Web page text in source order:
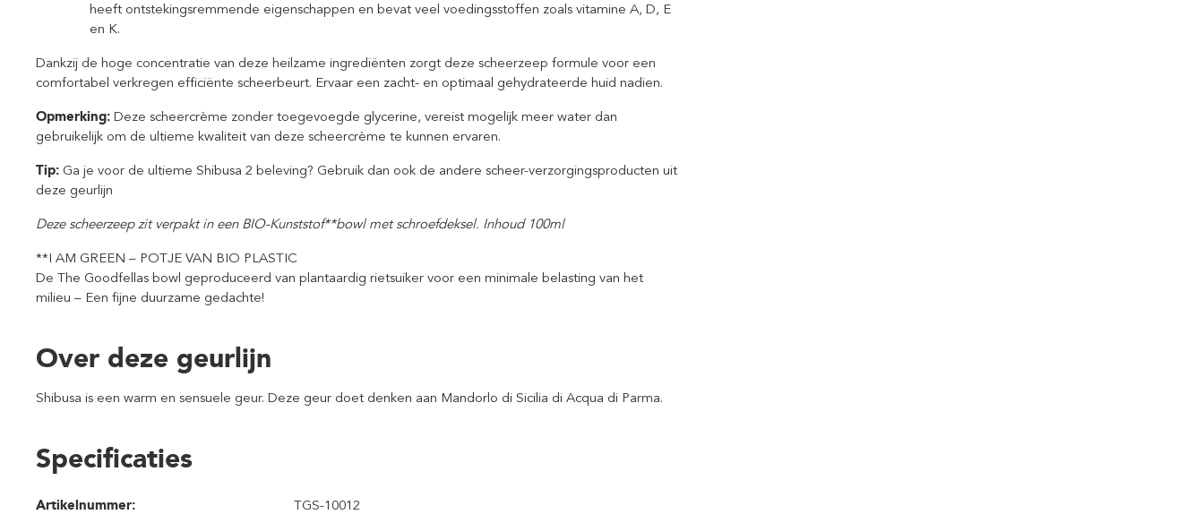
heeft ontstekingsremmende eigenschappen en bevat veel voedingsstoffen zoals vitamine A, D, E
en K.
Dankzij de hoge concentratie van deze heilzame ingrediënten zorgt deze scheerzeep formule voor een
comfortabel verkregen efficiënte scheerbeurt. Ervaar een zacht- en optimaal gehydrateerde huid nadien.
Opmerking: Deze scheercrème zonder toegevoegde glycerine, vereist mogelijk meer water dan
gebruikelijk om de ultieme kwaliteit van deze scheercrème te kunnen ervaren.
Tip: Ga je voor de ultieme Shibusa 2 beleving? Gebruik dan ook de andere scheer-verzorgingsproducten uit
deze geurlijn
Deze scheerzeep zit verpakt in een BIO-Kunststof**bowl met schroefdeksel. Inhoud 100ml
**I AM GREEN – POTJE VAN BIO PLASTIC
De The Goodfellas bowl geproduceerd van plantaardig rietsuiker voor een minimale belasting van het
milieu – Een fijne duurzame gedachte!
Over deze geurlijn
Shibusa is een warm en sensuele geur. Deze geur doet denken aan Mandorlo di Sicilia di Acqua di Parma.
Specificaties
Artikelnummer:
TGS-10012